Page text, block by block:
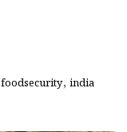
foodsecurity, india